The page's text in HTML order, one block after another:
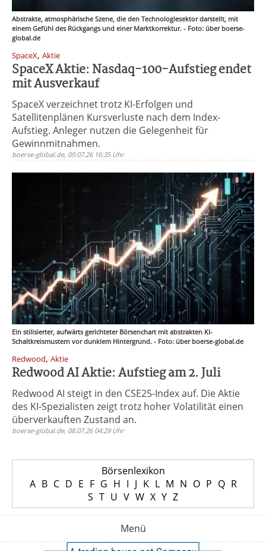
Abstrakte, atmosphärische Szene, die den Technologiesektor darstellt, mit
einem Gefühl des Rückgangs und einer Marktkorrektur. - Foto: über boerse-
global.de
SpaceX, Aktie
SpaceX Aktie: Nasdaq-100-Aufstieg endet
mit Ausverkauf
SpaceX verzeichnet trotz KI-Erfolgen und
Satellitenplänen Kursverluste nach dem Index-
Aufstieg. Anleger nutzen die Gelegenheit für
Gewinnmitnahmen.
boerse-global.de, 09.07.26 16:35 Uhr
Ein stilisierter, aufwärts gerichteter Börsenchart mit abstrakten KI-
Schaltkreismustern vor dunklem Hintergrund. - Foto: über boerse-global.de
Redwood, Aktie
Redwood AI Aktie: Aufstieg am 2. Juli
Redwood AI steigt in den CSE25-Index auf. Die Aktie
des KI-Spezialisten zeigt trotz hoher Volatilität einen
überverkauften Zustand an.
boerse-global.de, 08.07.26 04:29 Uhr
Börsenlexikon
A B C D E F G H I J K L M N O P Q R
S T U V W X Y Z
Menü